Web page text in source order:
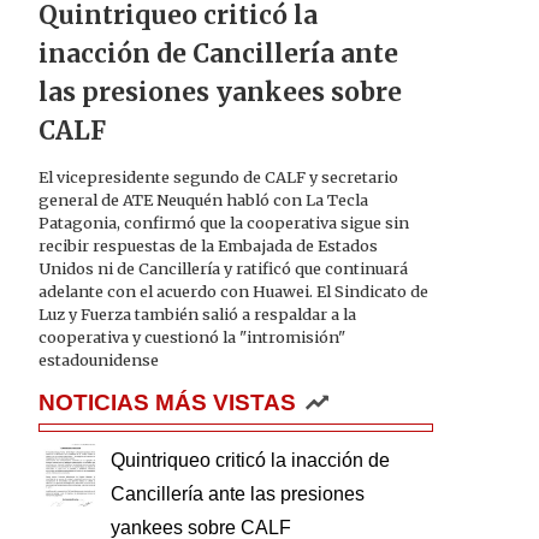
Quintriqueo criticó la
inacción de Cancillería ante
las presiones yankees sobre
CALF
El vicepresidente segundo de CALF y secretario
general de ATE Neuquén habló con La Tecla
Patagonia, confirmó que la cooperativa sigue sin
recibir respuestas de la Embajada de Estados
Unidos ni de Cancillería y ratificó que continuará
adelante con el acuerdo con Huawei. El Sindicato de
Luz y Fuerza también salió a respaldar a la
cooperativa y cuestionó la "intromisión"
estadounidense
NOTICIAS MÁS VISTAS
Quintriqueo criticó la inacción de
Cancillería ante las presiones
yankees sobre CALF